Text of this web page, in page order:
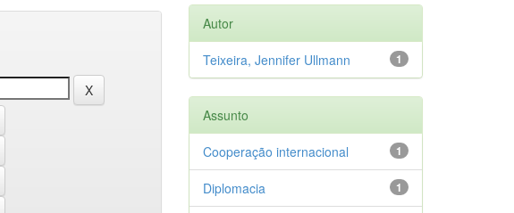
Autor
1
Teixeira, Jennifer Ullmann
Assunto
1
Cooperação internacional
1
Diplomacia